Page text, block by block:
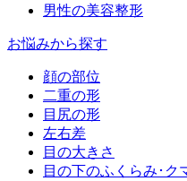
男性の美容整形
お悩みから探す
顔の部位
二重の形
目尻の形
左右差
目の大きさ
目の下のふくらみ･ク